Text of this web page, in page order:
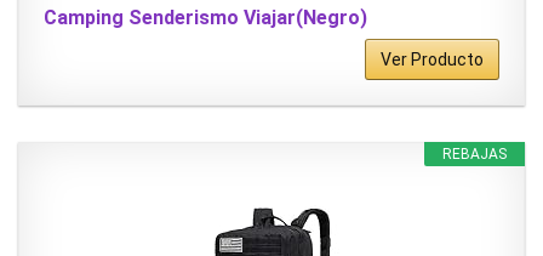
Camping Senderismo Viajar(Negro)
Ver Producto
REBAJAS